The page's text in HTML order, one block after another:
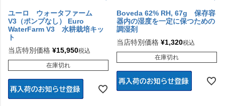
ユーロ ウォータファーム
V3（ポンプなし） Euro
WaterFarm V3 水耕栽培キッ
ト
当店特別価格 ¥15,950税込
在庫切れ
Boveda 62% RH, 67g 保存容
器内の湿度を一定に保つための
調湿剤
当店特別価格 ¥1,320税込
在庫切れ